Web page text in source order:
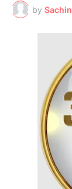
by Sachin